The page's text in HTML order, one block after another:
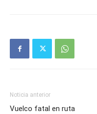
Noticia anterior
Vuelco fatal en ruta